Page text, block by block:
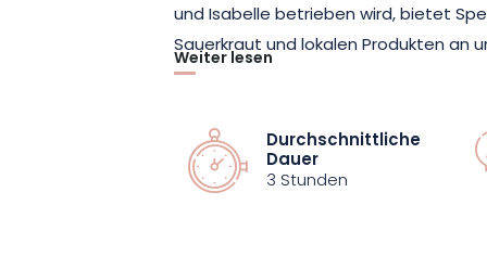
und Isabelle betrieben wird, bietet
Sauerkraut und lokalen Produkten an
Moderne. Sie haben die Gelegenheit,
Für Feinschmecker gibt es gegen
berühmten „Choutzi“ zu probieren,
Weiter lesen
Durchschnittliche
Dauer
3 Stunden